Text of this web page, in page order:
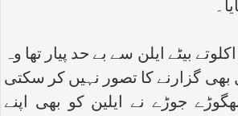
بیٹے ایلن سے بے حد پیار تھا وہ
بھی گزارنے کا تصور نہیں کر سکتی
جوڑے نے ایلین کو بھی اپنے